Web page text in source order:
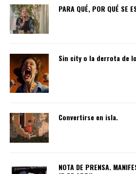
PARA QUÉ, POR QUÉ SE
Sin city o la derrota de
Convertirse en isla.
NOTA DE PRENSA.